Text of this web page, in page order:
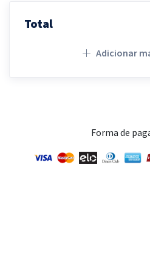
Total
Adicionar
Forma de